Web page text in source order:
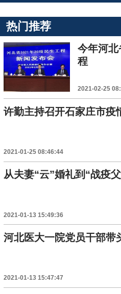
热门推荐
今年河
程
2021-02-25
许勤主持召开石家庄市疫
2021-01-25 08:46:44
从夫妻“云”婚礼到“战疫
2021-01-13 15:49:36
河北医大一院党员干部带
2021-01-13 15:47:47